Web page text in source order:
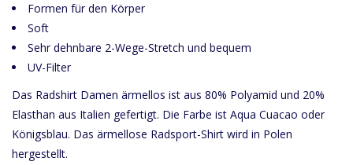
Formen für den Körper
Soft
Sehr dehnbare 2-Wege-Stretch und bequem
UV-Filter
Das Radshirt Damen ärmellos ist aus 80% Polyamid und 20%
Elasthan aus Italien gefertigt. Die Farbe ist Aqua Cuacao oder
Königsblau. Das ärmellose Radsport-Shirt wird in Polen
hergestellt.